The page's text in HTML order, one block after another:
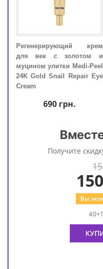
Регенерирующий крем
для век с золотом и
муцином улитки Medi-Peel
24K Gold Snail Repair Eye
Cream
690грн.
Получите
Вы